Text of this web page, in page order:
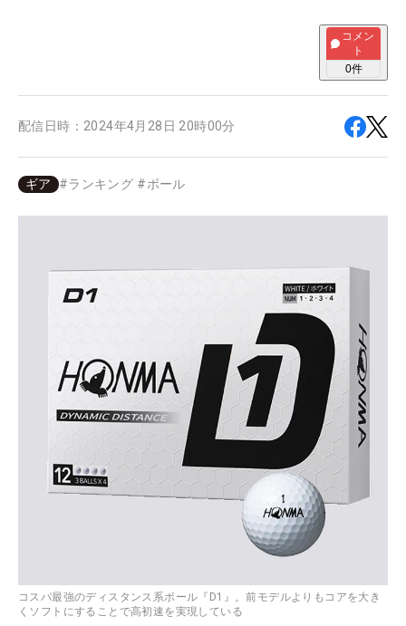
コメン
ト
0件
配信日時： 2024年4月28日 20時00分
ギア #ランキング #ボール
コスパ最強のディスタンス系ボール『D1』。前モデルよりもコアを大き
くソフトにすることで高初速を実現している